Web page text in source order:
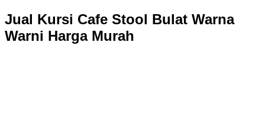
Jual Kursi Cafe Stool Bulat Warna
Warni Harga Murah